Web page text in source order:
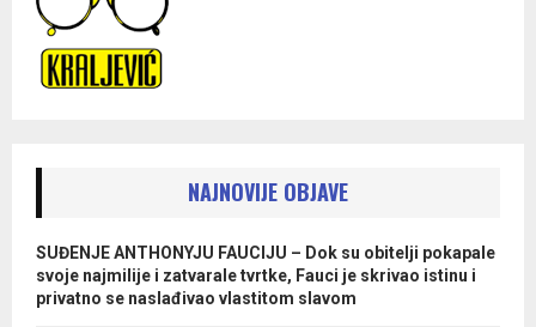
NAJNOVIJE OBJAVE
SUĐENJE ANTHONYJU FAUCIJU – Dok su obitelji pokapale
svoje najmilije i zatvarale tvrtke, Fauci je skrivao istinu i
privatno se naslađivao vlastitom slavom